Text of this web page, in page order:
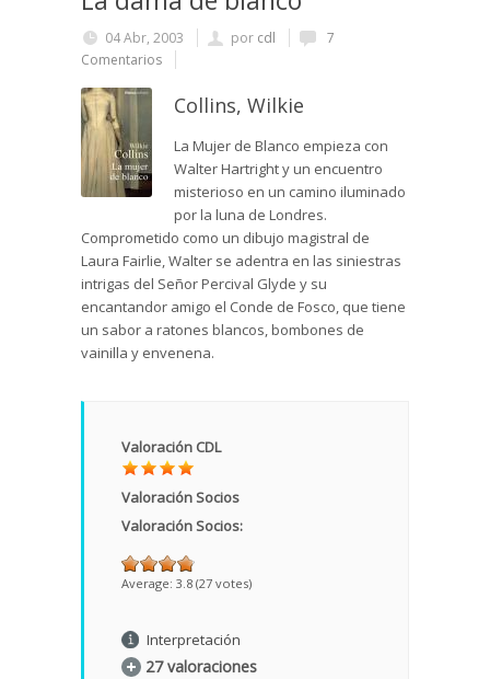
04 Abr, 2003 por cdl
7
Comentarios
Collins, Wilkie
La Mujer de Blanco empieza con
Walter Hartright y un encuentro
misterioso en un camino iluminado
por la luna de Londres.
Comprometido como un dibujo magistral de
Laura Fairlie, Walter se adentra en las siniestras
intrigas del Señor Percival Glyde y su
encantandor amigo el Conde de Fosco, que tiene
un sabor a ratones blancos, bombones de
vainilla y envenena.
Valoración CDL
Valoración Socios
Valoración Socios:
Average: 3.8 (27 votes)
Interpretación
27 valoraciones